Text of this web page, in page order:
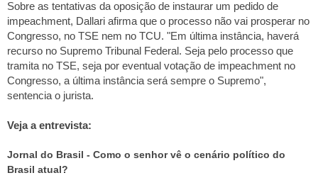
Sobre as tentativas da oposição de instaurar um pedido de
impeachment, Dallari afirma que o processo não vai prosperar no
Congresso, no TSE nem no TCU. "Em última instância, haverá
recurso no Supremo Tribunal Federal. Seja pelo processo que
tramita no TSE, seja por eventual votação de impeachment no
Congresso, a última instância será sempre o Supremo",
sentencia o jurista.
Veja a entrevista:
Jornal do Brasil - Como o senhor vê o cenário político do
Brasil atual?